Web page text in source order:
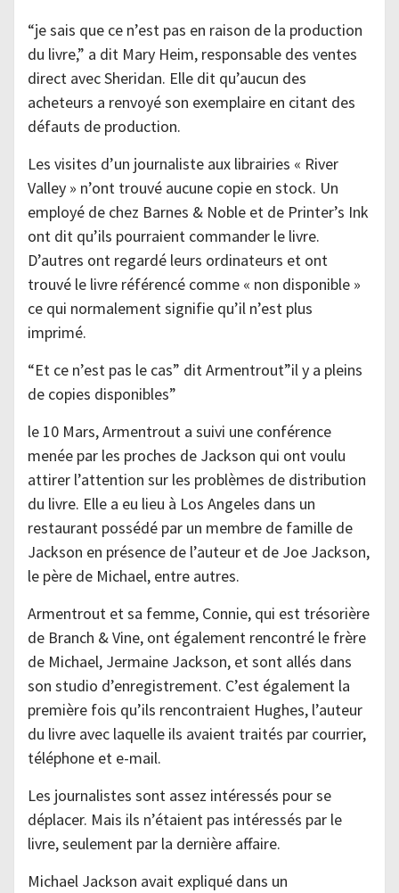
“je sais que ce n’est pas en raison de la production
du livre,” a dit Mary Heim, responsable des ventes
direct avec Sheridan. Elle dit qu’aucun des
acheteurs a renvoyé son exemplaire en citant des
défauts de production.
Les visites d’un journaliste aux librairies « River
Valley » n’ont trouvé aucune copie en stock. Un
employé de chez Barnes & Noble et de Printer’s Ink
ont dit qu’ils pourraient commander le livre.
D’autres ont regardé leurs ordinateurs et ont
trouvé le livre référencé comme « non disponible »
ce qui normalement signifie qu’il n’est plus
imprimé.
“Et ce n’est pas le cas” dit Armentrout”il y a pleins
de copies disponibles”
le 10 Mars, Armentrout a suivi une conférence
menée par les proches de Jackson qui ont voulu
attirer l’attention sur les problèmes de distribution
du livre. Elle a eu lieu à Los Angeles dans un
restaurant possédé par un membre de famille de
Jackson en présence de l’auteur et de Joe Jackson,
le père de Michael, entre autres.
Armentrout et sa femme, Connie, qui est trésorière
de Branch & Vine, ont également rencontré le frère
de Michael, Jermaine Jackson, et sont allés dans
son studio d’enregistrement. C’est également la
première fois qu’ils rencontraient Hughes, l’auteur
du livre avec laquelle ils avaient traités par courrier,
téléphone et e-mail.
Les journalistes sont assez intéressés pour se
déplacer. Mais ils n’étaient pas intéressés par le
livre, seulement par la dernière affaire.
Michael Jackson avait expliqué dans un